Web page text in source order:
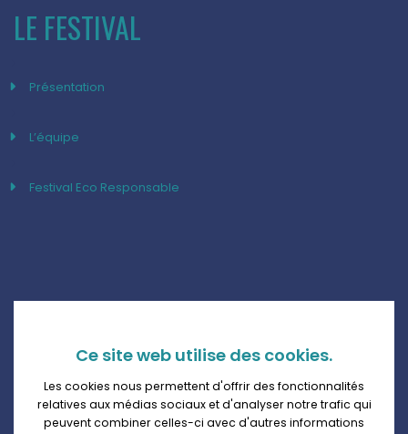
LE FESTIVAL
Présentation
L’équipe
Festival Eco Responsable
Ce site web utilise des cookies.
Les cookies nous permettent d'offrir des fonctionnalités
relatives aux médias sociaux et d'analyser notre trafic qui
peuvent combiner celles-ci avec d'autres informations